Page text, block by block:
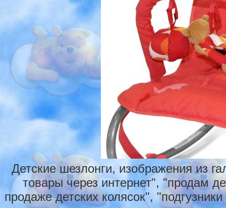
Детские шезлонги, изображения из
товары через интернет", "продам
продаже детских колясок",